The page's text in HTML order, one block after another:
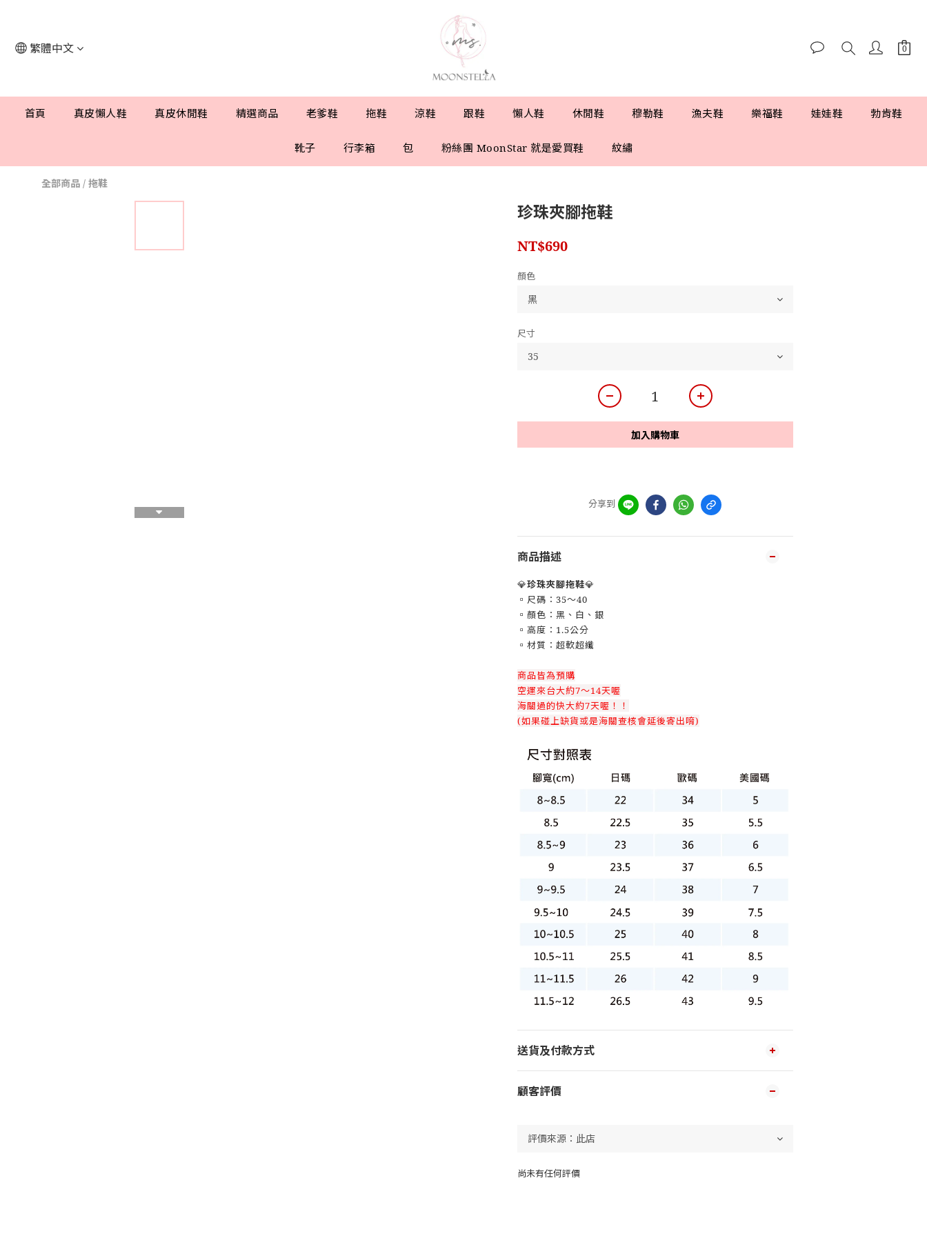
繁體中文
首頁 真皮懶人鞋 真皮休閒鞋 精選商品 老爹鞋 拖鞋 涼鞋 跟鞋 懶人鞋 休閒鞋 穆勒鞋 漁夫鞋 樂福鞋 娃娃鞋 勃肯鞋
靴子 行李箱 包 粉絲團 MoonStar 就是愛買鞋 紋繡
全部商品 / 拖鞋
珍珠夾腳拖鞋
NT$690
顏色
尺寸
加入購物車
分享到
商品描述
💎珍珠夾腳拖鞋💎
▫️尺碼：35～40
▫️顏色：黑、白、銀
▫️高度：1.5公分
▫️材質：超軟超纖
商品皆為預購
空運來台大約7～14天喔
海關過的快大約7天喔！！
(如果碰上缺貨或是海關查核會延後寄出唷)
送貨及付款方式
顧客評價
尚未有任何評價